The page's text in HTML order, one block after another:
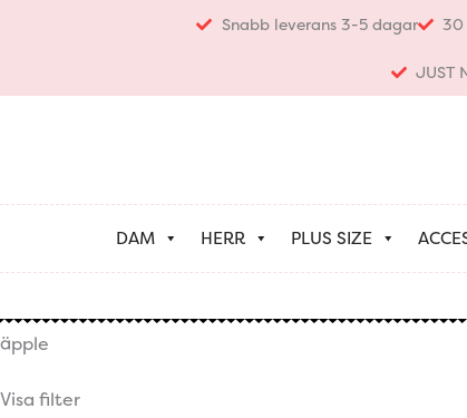
Snabb leverans 3-5 dagar 30
JUST
DAM HERR PLUS SIZE
äpple
Visa filter